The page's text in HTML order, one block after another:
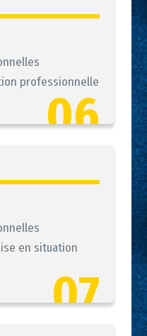
professionnelle
06
en situation
07